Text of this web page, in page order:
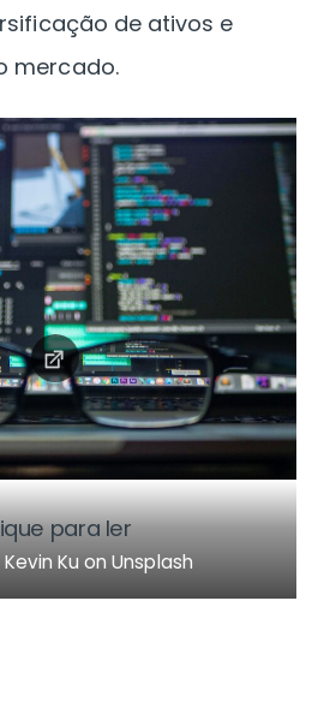
de ativos e
mercado.
para ler
Ku on Unsplash